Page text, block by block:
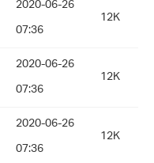
2020-06-26
07:36
12K
2020-06-26
07:36
12K
2020-06-26
07:36
12K